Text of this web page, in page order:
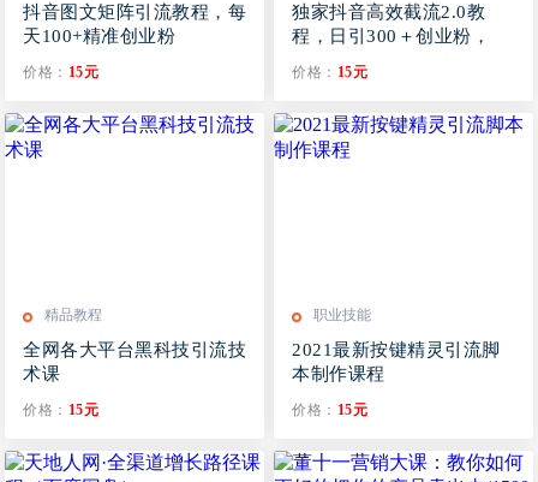
抖音图文矩阵引流教程，每
天100+精准创业粉
价格： 15元
独家抖音高效截流2.0教
程，日引300＋创业粉，
价格： 15元
精品教程
全网各大平台黑科技引流技
术课
价格： 15元
职业技能
2021最新按键精灵引流脚
本制作课程
价格： 15元